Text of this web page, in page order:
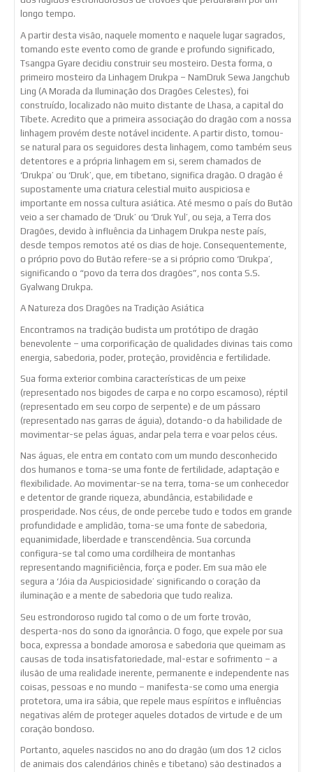
longo tempo.
A partir desta visão, naquele momento e naquele lugar sagrados,
tomando este evento como de grande e profundo significado,
Tsangpa Gyare decidiu construir seu mosteiro. Desta forma, o
primeiro mosteiro da Linhagem Drukpa – NamDruk Sewa Jangchub
Ling (A Morada da Iluminação dos Dragões Celestes), foi
construído, localizado não muito distante de Lhasa, a capital do
Tibete. Acredito que a primeira associação do dragão com a nossa
linhagem provém deste notável incidente. A partir disto, tornou-
se natural para os seguidores desta linhagem, como também seus
detentores e a própria linhagem em si, serem chamados de
‘Drukpa’ ou ‘Druk’, que, em tibetano, significa dragão. O dragão é
supostamente uma criatura celestial muito auspiciosa e
importante em nossa cultura asiática. Até mesmo o país do Butão
veio a ser chamado de ‘Druk’ ou ‘Druk Yul’, ou seja, a Terra dos
Dragões, devido à influência da Linhagem Drukpa neste país,
desde tempos remotos até os dias de hoje. Consequentemente,
o próprio povo do Butão refere-se a si próprio como ‘Drukpa’,
significando o “povo da terra dos dragões”, nos conta S.S.
Gyalwang Drukpa.
A Natureza dos Dragões na Tradição Asiática
Encontramos na tradição budista um protótipo de dragão
benevolente – uma corporificação de qualidades divinas tais como
energia, sabedoria, poder, proteção, providência e fertilidade.
Sua forma exterior combina características de um peixe
(representado nos bigodes de carpa e no corpo escamoso), réptil
(representado em seu corpo de serpente) e de um pássaro
(representado nas garras de águia), dotando-o da habilidade de
movimentar-se pelas águas, andar pela terra e voar pelos céus.
Nas águas, ele entra em contato com um mundo desconhecido
dos humanos e torna-se uma fonte de fertilidade, adaptação e
flexibilidade. Ao movimentar-se na terra, torna-se um conhecedor
e detentor de grande riqueza, abundância, estabilidade e
prosperidade. Nos céus, de onde percebe tudo e todos em grande
profundidade e amplidão, torna-se uma fonte de sabedoria,
equanimidade, liberdade e transcendência. Sua corcunda
configura-se tal como uma cordilheira de montanhas
representando magnificiência, força e poder. Em sua mão ele
segura a ‘Jóia da Auspiciosidade’ significando o coração da
iluminação e a mente de sabedoria que tudo realiza.
Seu estrondoroso rugido tal como o de um forte trovão,
desperta-nos do sono da ignorância. O fogo, que expele por sua
boca, expressa a bondade amorosa e sabedoria que queimam as
causas de toda insatisfatoriedade, mal-estar e sofrimento – a
ilusão de uma realidade inerente, permanente e independente nas
coisas, pessoas e no mundo – manifesta-se como uma energia
protetora, uma ira sábia, que repele maus espíritos e influências
negativas além de proteger aqueles dotados de virtude e de um
coração bondoso.
Portanto, aqueles nascidos no ano do dragão (um dos 12 ciclos
de animais dos calendários chinês e tibetano) são destinados a